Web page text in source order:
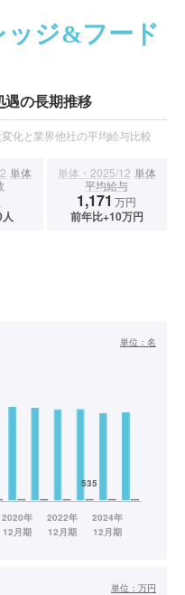
ッジ&フード
の長期推移
化と業界他社の平均給与比較
単体
単体・2025/12 単体
平均給与
1,171 万円
前年比+10万円
単位： 名
単位： 万円